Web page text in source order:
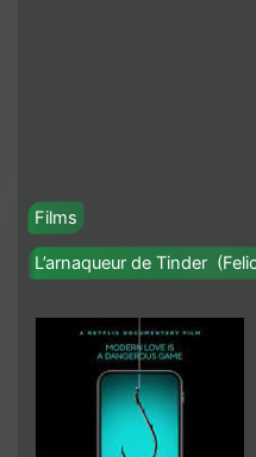
Films
L’arnaqueur de Tinder